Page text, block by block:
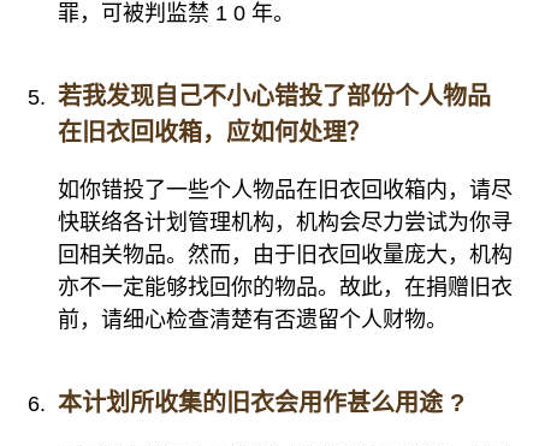
罪，可被判监禁 1 0 年。
若我发现自己不小心错投了部份个人物品
在旧衣回收箱，应如何处理？
如你错投了一些个人物品在旧衣回收箱内，请尽
快联络各计划管理机构，机构会尽力尝试为你寻
回相关物品。然而，由于旧衣回收量庞大，机构
亦不一定能够找回你的物品。故此，在捐赠旧衣
前，请细心检查清楚有否遗留个人财物。
本计划所收集的旧衣会用作甚么用途 ?